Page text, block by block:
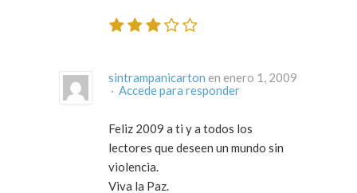
sintrampanicarton en enero 1, 2009
· Accede para responder
Feliz 2009 a ti y a todos los
lectores que deseen un mundo sin
violencia.
Viva la Paz.